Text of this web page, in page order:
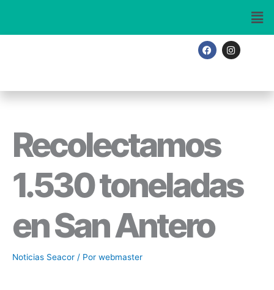
contenido
F
a
o
I
n
g
Recolectamos
1.530 toneladas
en San Antero
Noticias Seacor / Por webmaster